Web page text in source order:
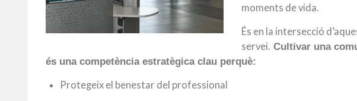
moments de vida.
És en la intersecció
servei. Cultivar una
és una competència estratègica clau perquè:
Protegeix el benestar del professional